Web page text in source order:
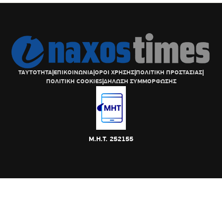
ΤΑΥΤΟΤΗΤΑ|ΕΠΙΚΟΙΝΩΝΙΑ|ΟΡΟΙ ΧΡΗΣΗΣ|ΠΟΛΙΤΙΚΗ ΠΡΟΣΤΑΣΙΑΣ|
ΠΟΛΙΤΙΚΗ COOKIES|ΔΗΛΩΣΗ ΣΥΜΜΟΡΦΩΣΗΣ
Μ.Η.Τ. 252155